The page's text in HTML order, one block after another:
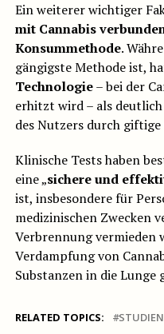
Ein weiterer wichtiger
mit Cannabis
Konsummethode.
gängigste Methode ist,
Technologie– bei der
erhitzt wird – als
des Nutzers durch giftige
Klinische Tests haben
eine „sichere und
ist, insbesondere für
medizinischen Zwecken
Verbrennung vermieden
Verdampfung von
Substanzen in die Lunge
RELATED TOPICS: